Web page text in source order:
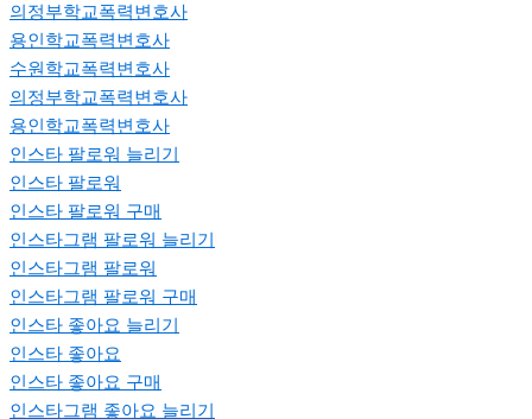
의정부학교폭력변호사
용인학교폭력변호사
수원학교폭력변호사
의정부학교폭력변호사
용인학교폭력변호사
인스타 팔로워 늘리기
인스타 팔로워
인스타 팔로워 구매
인스타그램 팔로워 늘리기
인스타그램 팔로워
인스타그램 팔로워 구매
인스타 좋아요 늘리기
인스타 좋아요
인스타 좋아요 구매
인스타그램 좋아요 늘리기